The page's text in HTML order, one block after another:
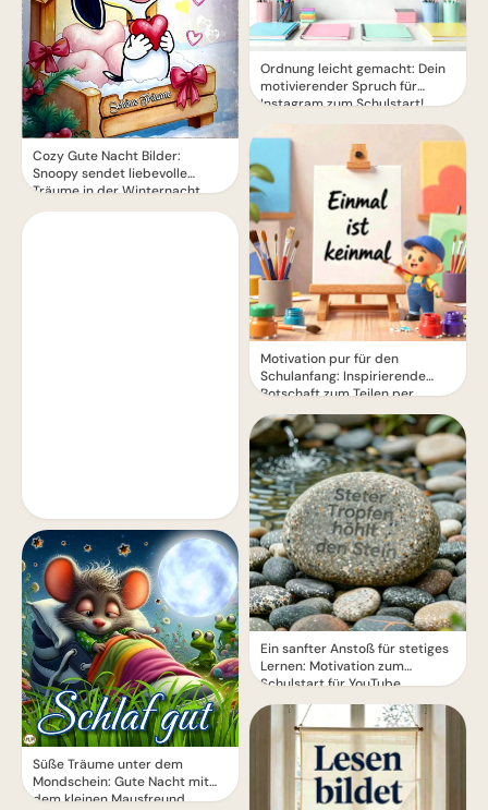
Cozy Gute Nacht Bilder:
Snoopy sendet liebevolle
Träume in der Winternacht
Süße Träume unter dem
Mondschein: Gute Nacht mit
dem kleinen Mausfreund
Ordnung leicht gemacht: Dein
motivierender Spruch für
Instagram zum Schulstart!
Motivation pur für den
Schulanfang: Inspirierende
Botschaft zum Teilen per
WhatsApp!
Ein sanfter Anstoß für stetiges
Lernen: Motivation zum
Schulstart für YouTube.